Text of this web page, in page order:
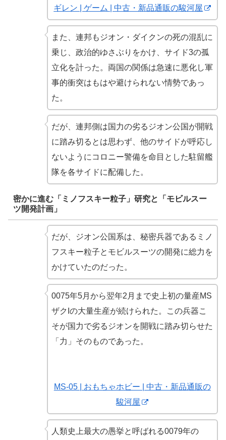
ギレン | ゲーム | 中古・新品通販の駿河屋
また、連邦もジオン・ダイクンの死の混乱に
乗じ、政治的ゆさぶりをかけ、サイド3の孤
立化を計った。両国の関係は急速に悪化し軍
事的衝突はもはや避けられない情勢であっ
た。
だが、連邦側は国力の劣るジオン公国が開戦
に踏み切るとは思わず、他のサイドが呼応し
ないようにコロニー警備を命目とした駐留艦
隊を各サイドに配備した。
密かに進む「ミノフスキー粒子」研究と「モビルスー
ツ開発計画」
だが、ジオン公国系は、秘密兵器であるミノ
フスキー粒子とモビルスーツの開発に総力を
かけていたのだった。
0075年5月から翌年2月まで史上初の量産MS
ザクIの大量生産が続けられた。この兵器こ
そが国力で劣るジオンを開戦に踏み切らせた
「力」そのものであった。
MS-05 | おもちゃホビー | 中古・新品通販の
駿河屋
人類史上最大の愚挙と呼ばれる0079年の